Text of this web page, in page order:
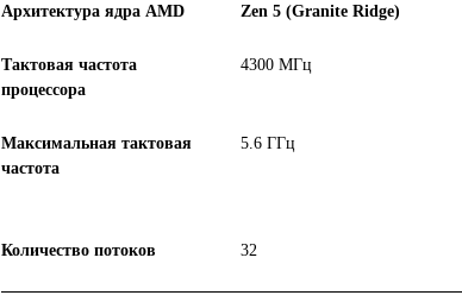
Архитектура ядра AMD Zen 5 (Granite Ridge)
Тактовая частота
процессора
4300 МГц
Максимальная тактовая
частота
5.6 ГГц
Количество потоков 32